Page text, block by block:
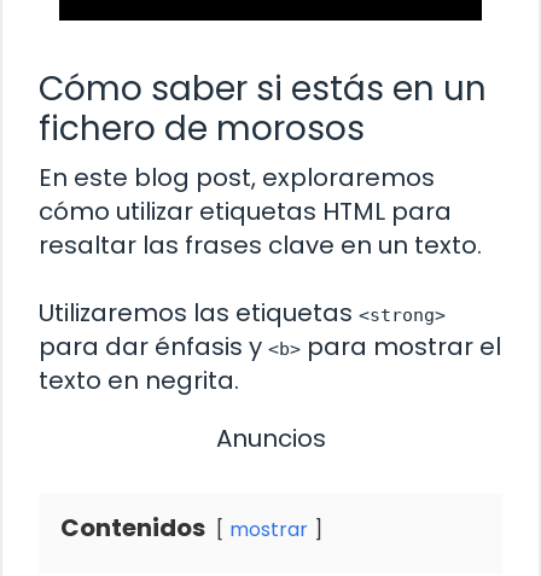
Cómo saber si estás en un
fichero de morosos
En este blog post, exploraremos
cómo utilizar etiquetas HTML para
resaltar las frases clave en un texto.
Utilizaremos las etiquetas <strong>
para dar énfasis y <b> para mostrar el
texto en negrita.
Anuncios
Contenidos mostrar